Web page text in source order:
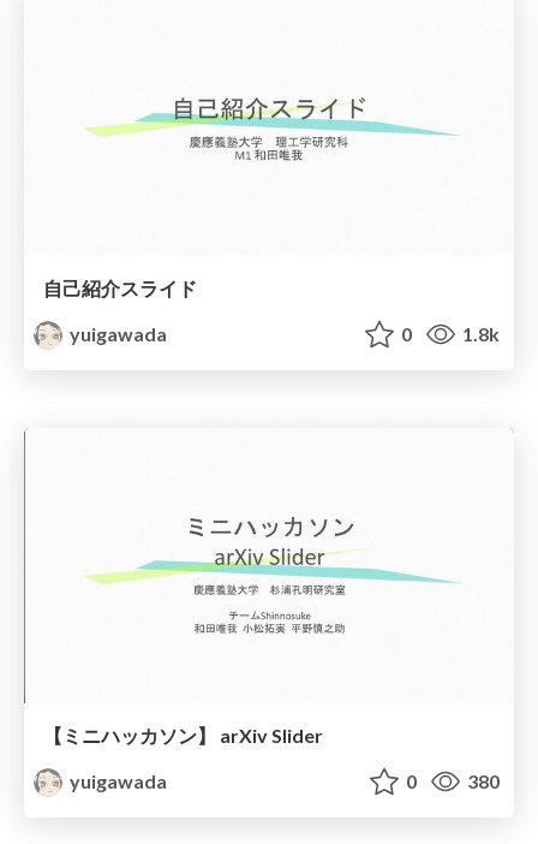
自己紹介スライド
yuigawada
0 1.8k
【ミニハッカソン】 arXiv Slider
yuigawada
0 380